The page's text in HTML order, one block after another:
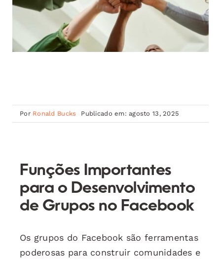
Por Ronald Bucks Publicado em: agosto 13, 2025
Funções Importantes
para o Desenvolvimento
de Grupos no Facebook
Os grupos do Facebook são ferramentas
poderosas para construir comunidades e